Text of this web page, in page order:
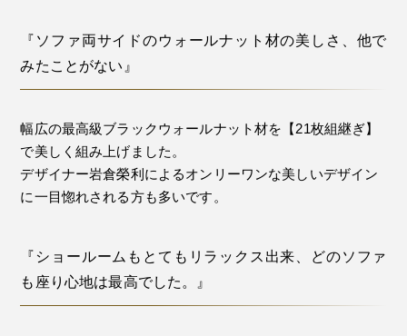
『ソファ両サイドのウォールナット材の美しさ、他で
みたことがない』
幅広の最高級ブラックウォールナット材を【21枚組継ぎ】
で美しく組み上げました。
デザイナー岩倉榮利によるオンリーワンな美しいデザイン
に一目惚れされる方も多いです。
『ショールームもとてもリラックス出来、どのソファ
も座り心地は最高でした。』